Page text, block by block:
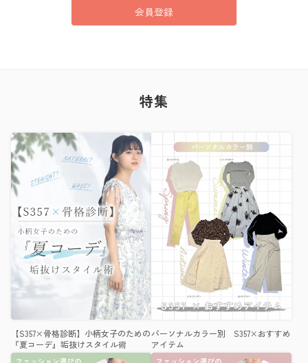
会員登録
特集
【S357×骨格診断】小柄女子のための
『夏コーデ』垢抜けスタイル術
パーソナルカラー別 S357×おすすめ
アイテム